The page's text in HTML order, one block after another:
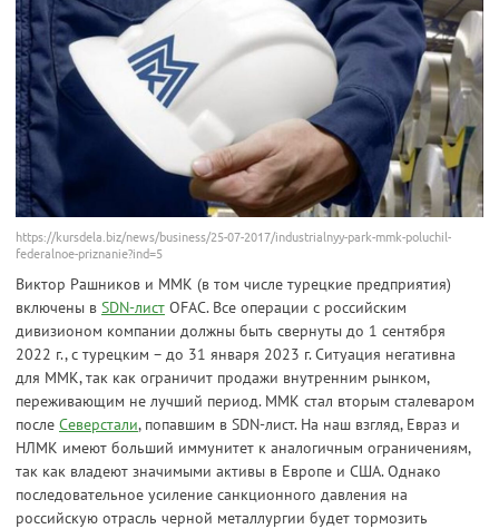
https://kursdela.biz/news/business/25-07-2017/industrialnyy-park-mmk-poluchil-
federalnoe-priznanie?ind=5
Виктор Рашников и ММК (в том числе турецкие предприятия)
включены в SDN-лист OFAC. Все операции с российским
дивизионом компании должны быть свернуты до 1 сентября
2022 г., с турецким – до 31 января 2023 г. Ситуация негативна
для ММК, так как ограничит продажи внутренним рынком,
переживающим не лучший период. ММК стал вторым сталеваром
после Северстали, попавшим в SDN-лист. На наш взгляд, Евраз и
НЛМК имеют больший иммунитет к аналогичным ограничениям,
так как владеют значимыми активы в Европе и США. Однако
последовательное усиление санкционного давления на
российскую отрасль черной металлургии будет тормозить